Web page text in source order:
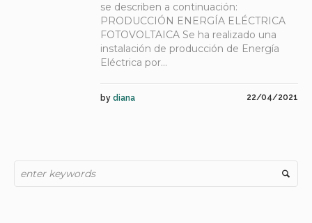
se describen a continuación:
PRODUCCIÓN ENERGÍA ELÉCTRICA
FOTOVOLTAICA Se ha realizado una
instalación de producción de Energía
Eléctrica por...
22/04/2021
by diana